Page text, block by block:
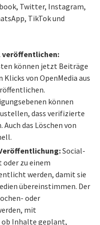
Twitter, Instagram,
TikTok und
veröffentlichen:
können jetzt Beiträge
von OpenMedia aus
können
dass verifizierte
das Löschen von
Social-
zu einem
werden, damit sie
übereinstimmen. Der
oder
mit
ob Inhalte geplant,